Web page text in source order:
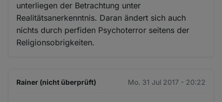
unterliegen der Betrachtung unter
Realitätsanerkenntnis. Daran ändert sich auch
nichts durch perfiden Psychoterror seitens der
Religionsobrigkeiten.
Rainer (nicht überprüft) Mo. 31 Jul 2017 - 20:22